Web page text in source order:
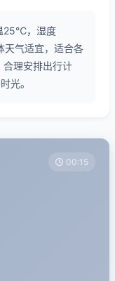
25℃，湿度
气适宜，适合各
合理安排出行计
光。
00:15